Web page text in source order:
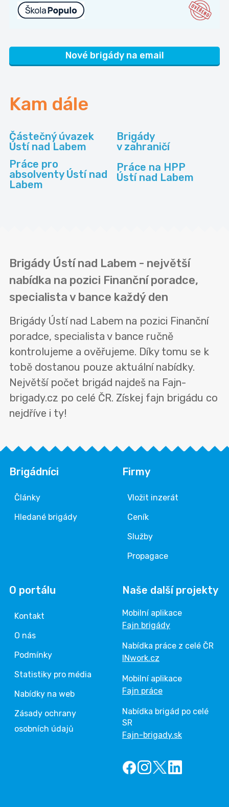
Nové brigády na email
Kam dále
Částečný úvazek
Ústí nad Labem
Brigády
v zahraničí
Práce pro
absolventy Ústí nad
Labem
Práce na HPP
Ústí nad Labem
Brigády Ústí nad Labem - největší
nabídka na pozici Finanční poradce,
specialista v bance každý den
Brigády Ústí nad Labem na pozici Finanční
poradce, specialista v bance ručně
kontrolujeme a ověřujeme. Díky tomu se k
tobě dostanou pouze aktuální nabídky.
Největší počet brigád najdeš na Fajn-
brigady.cz po celé ČR. Získej fajn brigádu co
nejdříve i ty!
Brigádníci
Články
Hledané brigády
Firmy
Vložit inzerát
Ceník
Služby
Propagace
O portálu
Kontakt
O nás
Podmínky
Statistiky pro média
Nabídky na web
Zásady ochrany
osobních údajů
Naše další projekty
Mobilní aplikace
Fajn brigády
Nabídka práce z celé ČR
INwork.cz
Mobilní aplikace
Fajn práce
Nabídka brigád po celé
SR
Fajn-brigady.sk